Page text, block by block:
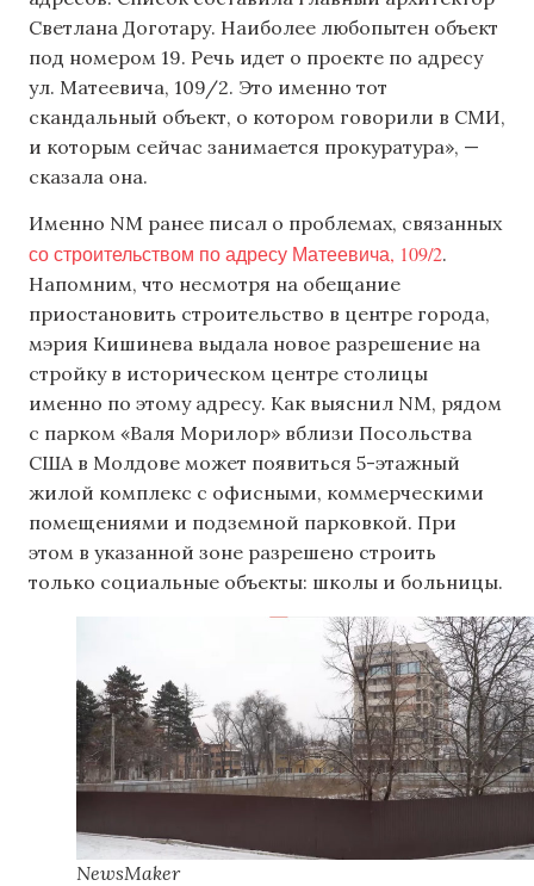
Светлана Доготару. Наиболее любопытен объект
под номером 19. Речь идет о проекте по адресу
ул. Матеевича, 109/2. Это именно тот
скандальный объект, о котором говорили в СМИ,
и которым сейчас занимается прокуратура», —
сказала она.
Именно NM ранее писал о проблемах, связанных
со строительством по адресу Матеевича, 109/2.
Напомним, что несмотря на обещание
приостановить строительство в центре города,
мэрия Кишинева выдала новое разрешение на
стройку в историческом центре столицы
именно по этому адресу. Как выяснил NM, рядом
с парком «Валя Морилор» вблизи Посольства
США в Молдове может появиться 5-этажный
жилой комплекс с офисными, коммерческими
помещениями и подземной парковкой. При
этом в указанной зоне разрешено строить
только социальные объекты: школы и больницы.
NewsMaker